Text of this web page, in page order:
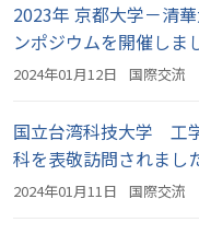
2023年 京都大学－清
ンポジウムを開催しま
2024年01月12日 国際交流
国立台湾科技大学 工
科を表敬訪問されまし
2024年01月11日 国際交流